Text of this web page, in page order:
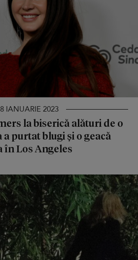
IANUARIE 2023
la biserică alături de o
purtat blugi și o geacă
în Los Angeles